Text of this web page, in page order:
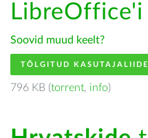
Soovid muud keelt?
TÕLGITUD
796 KB (torrent, info)